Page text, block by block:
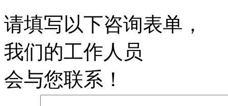
请填写以下咨询表单，
我们的工作人员
会与您联系！